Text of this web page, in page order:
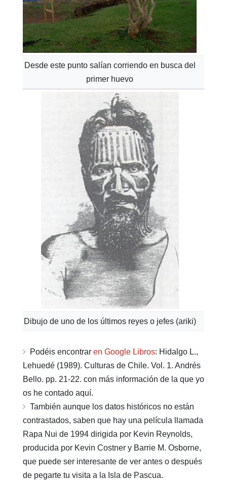
Desde este punto salían corriendo en busca del
primer huevo
Dibujo de uno de los últimos reyes o jefes (ariki)
Podéis encontrar en Google Libros: Hidalgo L.,
Lehuedé (1989). Culturas de Chile. Vol. 1. Andrés
Bello. pp. 21-22. con más información de la que yo
os he contado aquí.
También aunque los datos históricos no están
contrastados, saben que hay una película llamada
Rapa Nui de 1994 dirigida por Kevin Reynolds,
producida por Kevin Costner y Barrie M. Osborne,
que puede ser interesante de ver antes o después
de pegarte tu visita a la Isla de Pascua.